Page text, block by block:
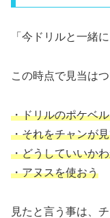
「今ドリルと一緒
この時点で見当はつ
・ドリルのポケベ
・それをチャンが
・どうしていいか
・アヌスを使おう
見たと言う事は、